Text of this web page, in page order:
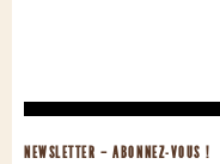
NEWSLETTER – ABONNEZ-VOUS !